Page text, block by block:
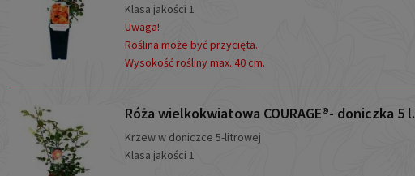
Klasa jakości 1
Uwaga!
Roślina może być przycięta.
Wysokość rośliny max. 40 cm.
Róża wielkokwiatowa COURAGE®- doniczka 5 l.
Krzew w doniczce 5-litrowej
Klasa jakości 1